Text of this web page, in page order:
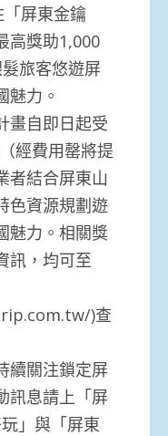
屏東金鑰
高獎助1,000
旅客悠遊屏
魅力。
自即日起受
經費用罄將提
者結合屏東山
色資源規劃遊
魅力。相關獎
訊，均可至
)查
關注鎖定屏
訊息請上「屏
」與「屏東